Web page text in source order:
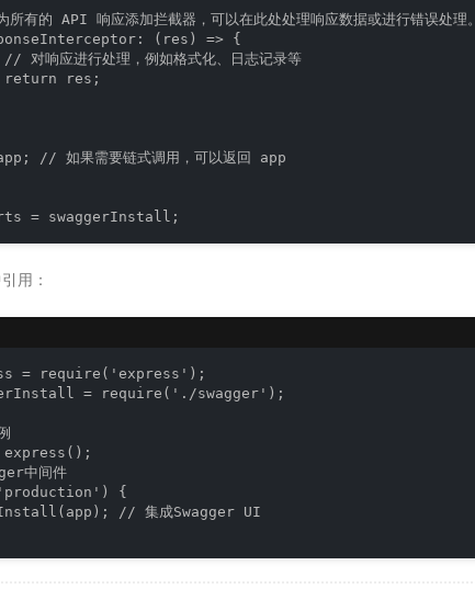
有的 API 响应添加拦截器，可以在此处处理响应数据或进行错误处理。
(res) => {
对响应进行处理，例如格式化、日志记录等
res;
// 如果需要链式调用，可以返回 app
用：
= require('express');
= require('./swagger');
express();
中间件
{
// 集成Swagger UI